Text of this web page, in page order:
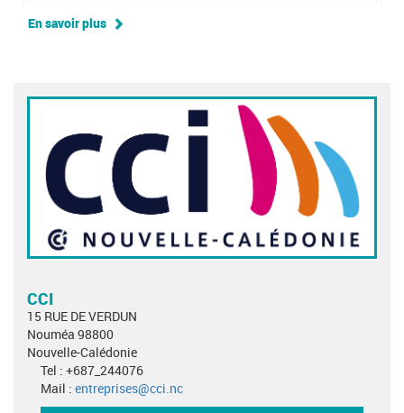
En savoir plus
CCI
15 RUE DE VERDUN
Nouméa 98800
Nouvelle-Calédonie
Tel : +687_244076
Mail : entreprises@cci.nc